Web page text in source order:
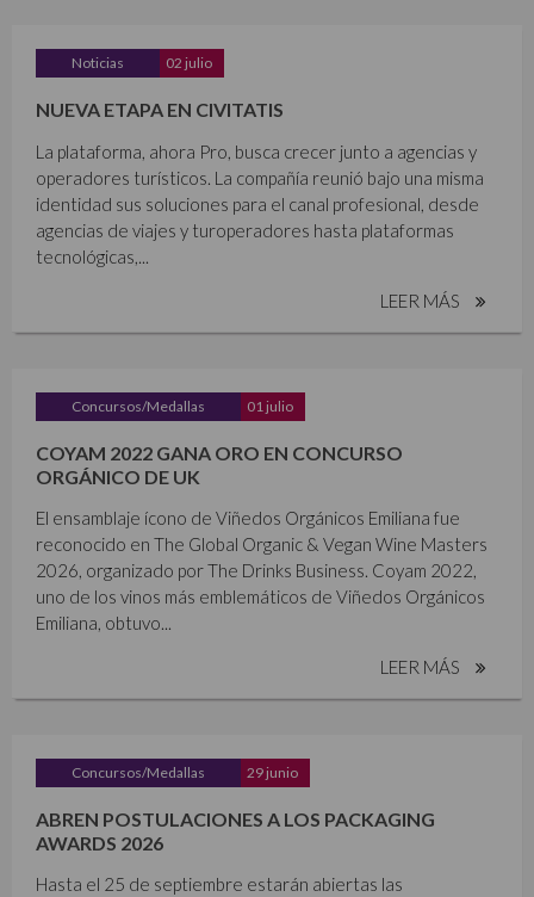
Noticias 02 julio
NUEVA ETAPA EN CIVITATIS
La plataforma, ahora Pro, busca crecer junto a agencias y
operadores turísticos. La compañía reunió bajo una misma
identidad sus soluciones para el canal profesional, desde
agencias de viajes y turoperadores hasta plataformas
tecnológicas,...
LEER MÁS
Concursos/Medallas 01 julio
COYAM 2022 GANA ORO EN CONCURSO
ORGÁNICO DE UK
El ensamblaje ícono de Viñedos Orgánicos Emiliana fue
reconocido en The Global Organic & Vegan Wine Masters
2026, organizado por The Drinks Business. Coyam 2022,
uno de los vinos más emblemáticos de Viñedos Orgánicos
Emiliana, obtuvo...
LEER MÁS
Concursos/Medallas 29 junio
ABREN POSTULACIONES A LOS PACKAGING
AWARDS 2026
Hasta el 25 de septiembre estarán abiertas las